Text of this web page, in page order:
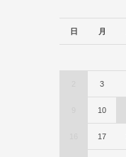
日 月
3
10
17